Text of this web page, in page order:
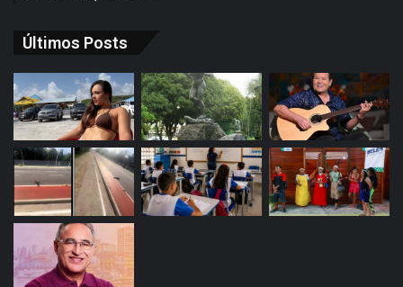
Últimos Posts